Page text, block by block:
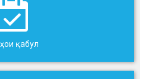
қабул